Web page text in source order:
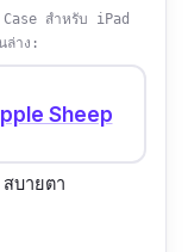
คุ้มค่ามากก
สำหรับ iPad
าง:
Sheep
บายตา